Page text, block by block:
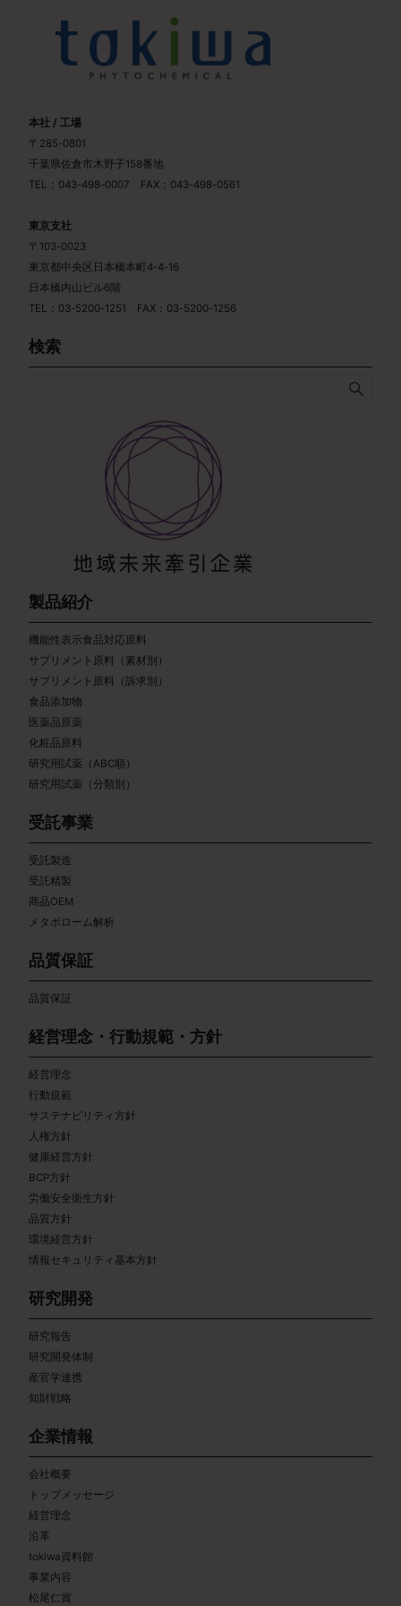
本社 / 工場
〒285-0801
千葉県佐倉市木野子158番地
TEL：043-498-0007 FAX：043-498-0561
東京支社
〒103-0023
東京都中央区日本橋本町4-4-16
日本橋内山ビル6階
TEL：03-5200-1251 FAX：03-5200-1256
検索
製品紹介
機能性表示食品対応原料
サプリメント原料（素材別）
サプリメント原料（訴求別）
食品添加物
医薬品原薬
化粧品原料
研究用試薬（ABC順）
研究用試薬（分類別）
受託事業
受託製造
受託精製
商品OEM
メタボローム解析
品質保証
品質保証
経営理念・行動規範・方針
経営理念
行動規範
サステナビリティ方針
人権方針
健康経営方針
BCP方針
労働安全衛生方針
品質方針
環境経営方針
情報セキュリティ基本方針
研究開発
研究報告
研究開発体制
産官学連携
知財戦略
企業情報
会社概要
トップメッセージ
経営理念
沿革
tokiwa資料館
事業内容
松尾仁賞